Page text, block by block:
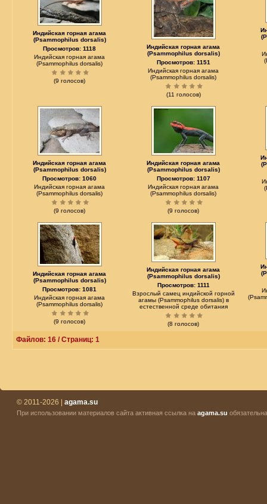
Индийская горная агама
(Psammophilus dorsalis)
Просмотров: 1118
Индийская горная агама
(Psammophilus dorsalis)
(9 голосов)
Индийская горная агама
(Psammophilus dorsalis)
Просмотров: 1151
Индийская горная агама
(Psammophilus dorsalis)
(11 голосов)
Индийская горная агама
(Psammophilus dorsalis)
Просмотров: 1060
Индийская горная агама
(Psammophilus dorsalis)
(9 голосов)
Индийская горная агама
(Psammophilus dorsalis)
Просмотров: 1107
Индийская горная агама
(Psammophilus dorsalis)
(9 голосов)
Индийская горная агама
(Psammophilus dorsalis)
Просмотров: 1081
Индийская горная агама
(Psammophilus dorsalis)
(9 голосов)
Индийская горная агама
(Psammophilus dorsalis)
Просмотров: 1111
Взрослый самец индийской горной
агамы (Psammophilus dorsalis) в
естественной среде обитания
(8 голосов)
Файлов: 16 / Страниц: 1
© 2011-2026 | agama.su
При использовании материалов сайта активная ссылка на agama.su